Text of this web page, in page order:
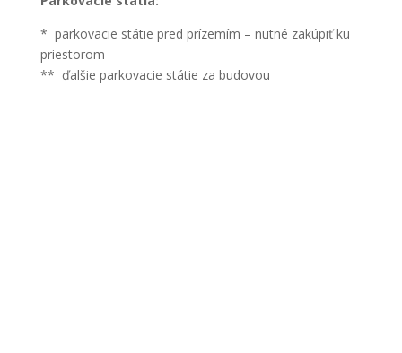
* parkovacie státie pred prízemím – nutné zakúpiť ku
priestorom
** ďalšie parkovacie státie za budovou